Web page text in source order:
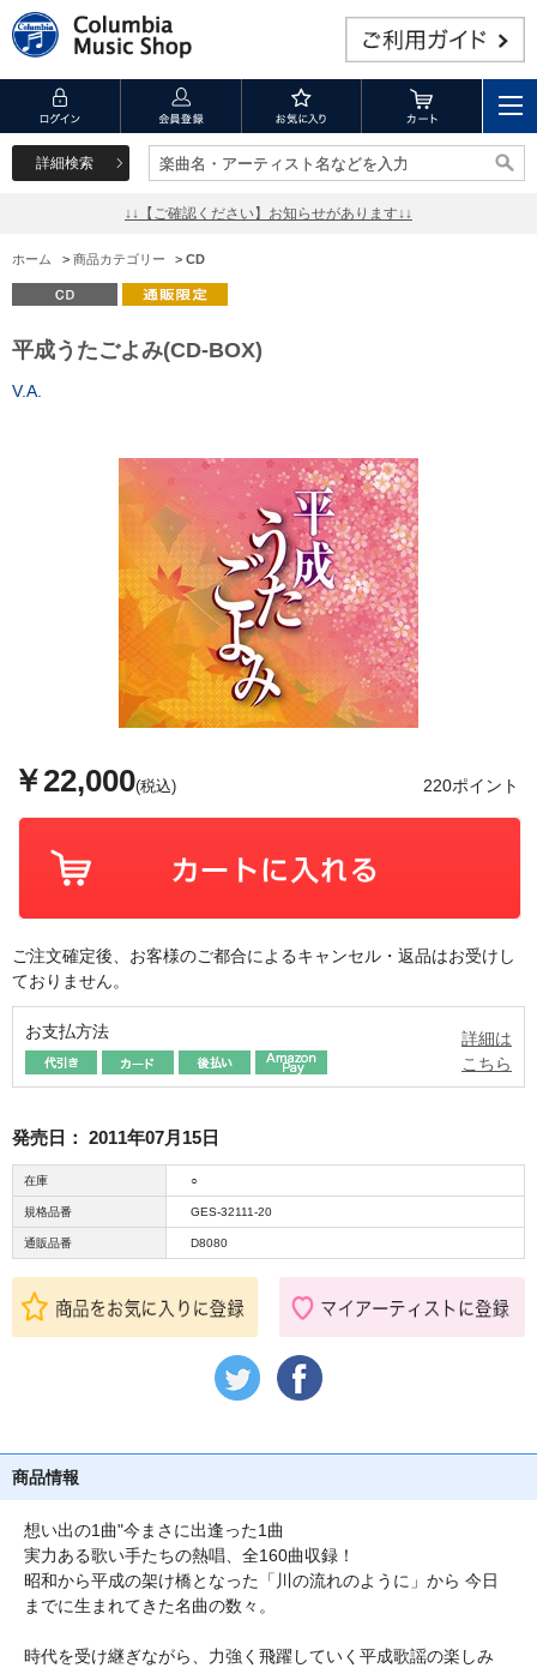
詳細検索 楽曲名・アーティスト名などを入力
楽曲名・アーティスト名などを入力
↓↓【ご確認ください】お知らせがあります↓↓
ホーム > 商品カテゴリー > CD
平成うたごよみ(CD-BOX)
V.A.
￥22,000(税込) 220ポイント
ご注文確定後、お客様のご都合によるキャンセル・返品はお受けし
ておりません。
お支払方法
詳細は
こちら
発売日： 2011年07月15日
在庫 ○
規格品番 GES-32111-20
通販品番 D8080
商品情報
想い出の1曲"今まさに出逢った1曲
実力ある歌い手たちの熱唱、全160曲収録！
昭和から平成の架け橋となった「川の流れのように」から 今日
までに生まれてきた名曲の数々。
時代を受け継ぎながら、力強く飛躍していく平成歌謡の楽しみ